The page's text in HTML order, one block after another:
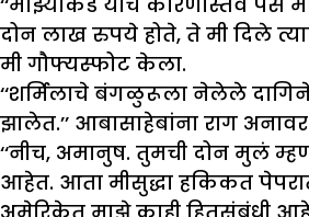
दोन लाख रुपये होते, ते मी दिले
मी गौफ्यस्फोट केला.
‘‘शर्मिलाचे बंगळुरूला नेलेले
झालेत.’’ आबासाहेबांना राग
‘‘नीच, अमानुष. तुमची दोन मुलं
आहेत. आता मीसुद्धा हकिकत